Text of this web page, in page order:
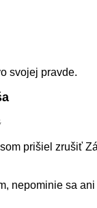
svojej pravde.
prišiel zrušiť
nepominie sa